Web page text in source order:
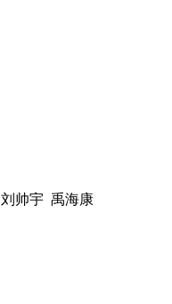
刘帅宇 禹海康